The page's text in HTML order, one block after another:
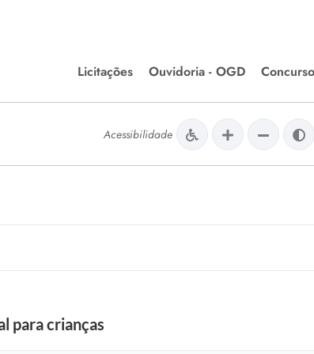
Licitações
Editais de Licitações
Chamamentos Públicos
Ouvidoria - OGD
Meio Ambiente
Acessibilidade
para crianças